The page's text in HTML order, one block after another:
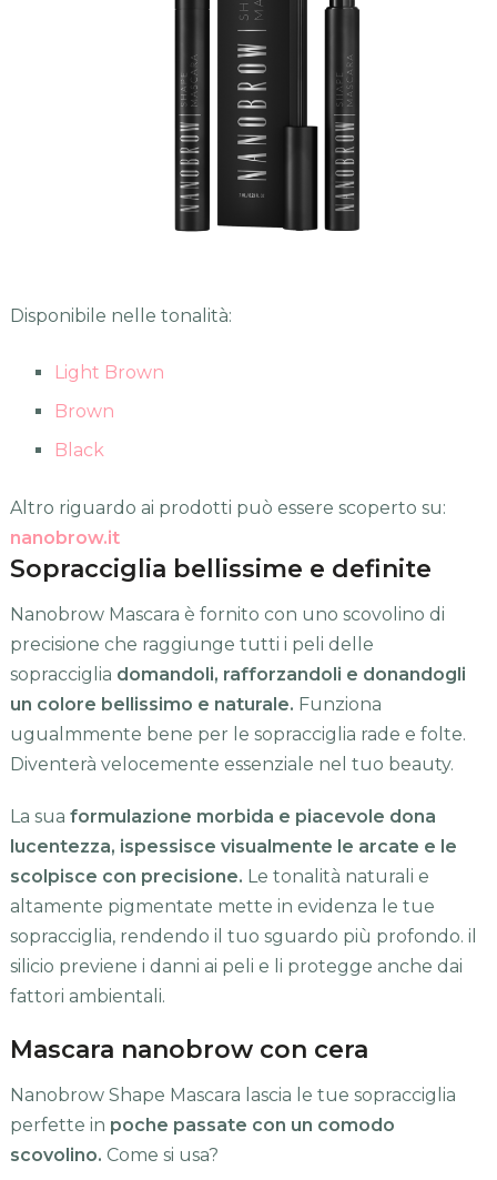
Disponibile nelle tonalità:
Light Brown
Brown
Black
Altro riguardo ai prodotti può essere scoperto su:
nanobrow.it
Sopracciglia bellissime e definite
Nanobrow Mascara è fornito con uno scovolino di
precisione che raggiunge tutti i peli delle
sopracciglia domandoli, rafforzandoli e donandogli
un colore bellissimo e naturale. Funziona
ugualmmente bene per le sopracciglia rade e folte.
Diventerà velocemente essenziale nel tuo beauty.
La sua formulazione morbida e piacevole dona
lucentezza, ispessisce visualmente le arcate e le
scolpisce con precisione. Le tonalità naturali e
altamente pigmentate mette in evidenza le tue
sopracciglia, rendendo il tuo sguardo più profondo. il
silicio previene i danni ai peli e li protegge anche dai
fattori ambientali.
Mascara nanobrow con cera
Nanobrow Shape Mascara lascia le tue sopracciglia
perfette in poche passate con un comodo
scovolino. Come si usa?